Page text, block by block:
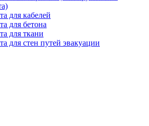
для кабелей
для бетона
для ткани
для стен путей эвакуации